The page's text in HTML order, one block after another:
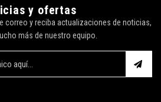
y ofertas
correo y reciba actualizaciones de noticias,
más de nuestro equipo.